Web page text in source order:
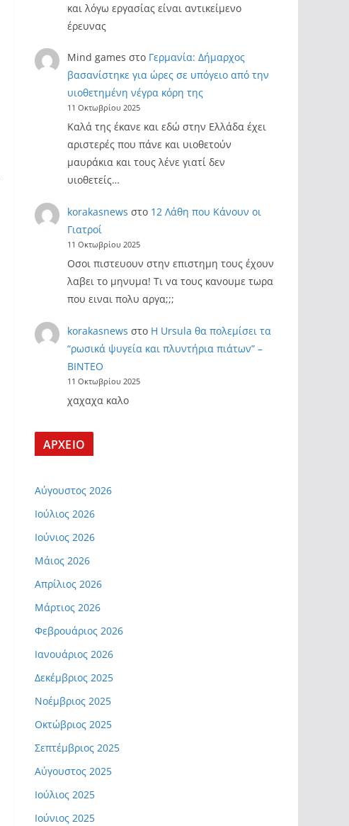
και λόγω εργασίας είναι αντικείμενο
έρευνας
Mind games στο Γερμανία: Δήμαρχος
βασανίστηκε για ώρες σε υπόγειο από την
υιοθετημένη νέγρα κόρη της
11 Οκτωβρίου 2025
Καλά της έκανε και εδώ στην Ελλάδα έχει
αριστερές που πάνε και υιοθετούν
μαυράκια και τους λένε γιατί δεν
υιοθετείς…
korakasnews στο 12 Λάθη που Κάνουν οι
Γιατροί
11 Οκτωβρίου 2025
Οσοι πιστευουν στην επιστημη τους έχουν
λαβει το μηνυμα! Τι να τους κανουμε τωρα
που ειναι πολυ αργα;;;
korakasnews στο Η Ursula θα πολεμίσει τα
“ρωσικά ψυγεία και πλυντήρια πιάτων” –
ΒΙΝΤΕΟ
11 Οκτωβρίου 2025
χαχαχα καλο
ΑΡΧΕΙΟ
Αύγουστος 2026
Ιούλιος 2026
Ιούνιος 2026
Μάιος 2026
Απρίλιος 2026
Μάρτιος 2026
Φεβρουάριος 2026
Ιανουάριος 2026
Δεκέμβριος 2025
Νοέμβριος 2025
Οκτώβριος 2025
Σεπτέμβριος 2025
Αύγουστος 2025
Ιούλιος 2025
Ιούνιος 2025